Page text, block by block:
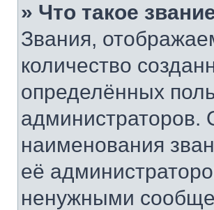
» Что такое
Звания,
количество
определённых
наименования
её
ненужными